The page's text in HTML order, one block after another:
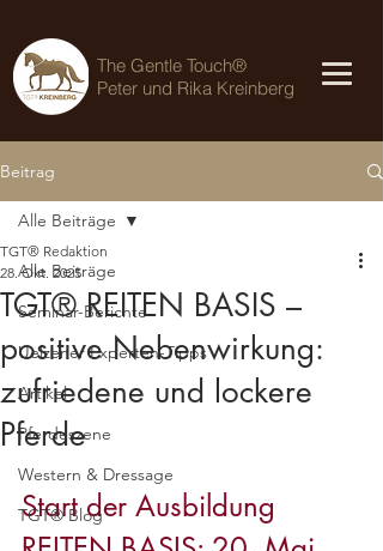
The Gentle Touch®
Peter und Rika Kreinberg
Beitrag
Alle Beiträge
Seminar-Berichte
Uelzener Experten-Tipps
Artikel
Pferdeszene
Western & Dressage
TGT® Blog
Alle Beiträge
TGT® REITEN BASIS –
positive Nebenwirkung:
zufriedene und lockere
Pferde
TGT® Redaktion
28. Okt. 2025
Start der Ausbildung